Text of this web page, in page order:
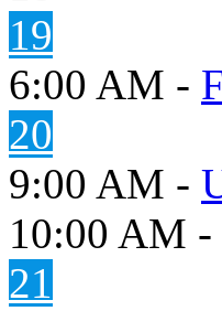
19
6:00 AM -
20
9:00 AM -
10:00 AM -
21